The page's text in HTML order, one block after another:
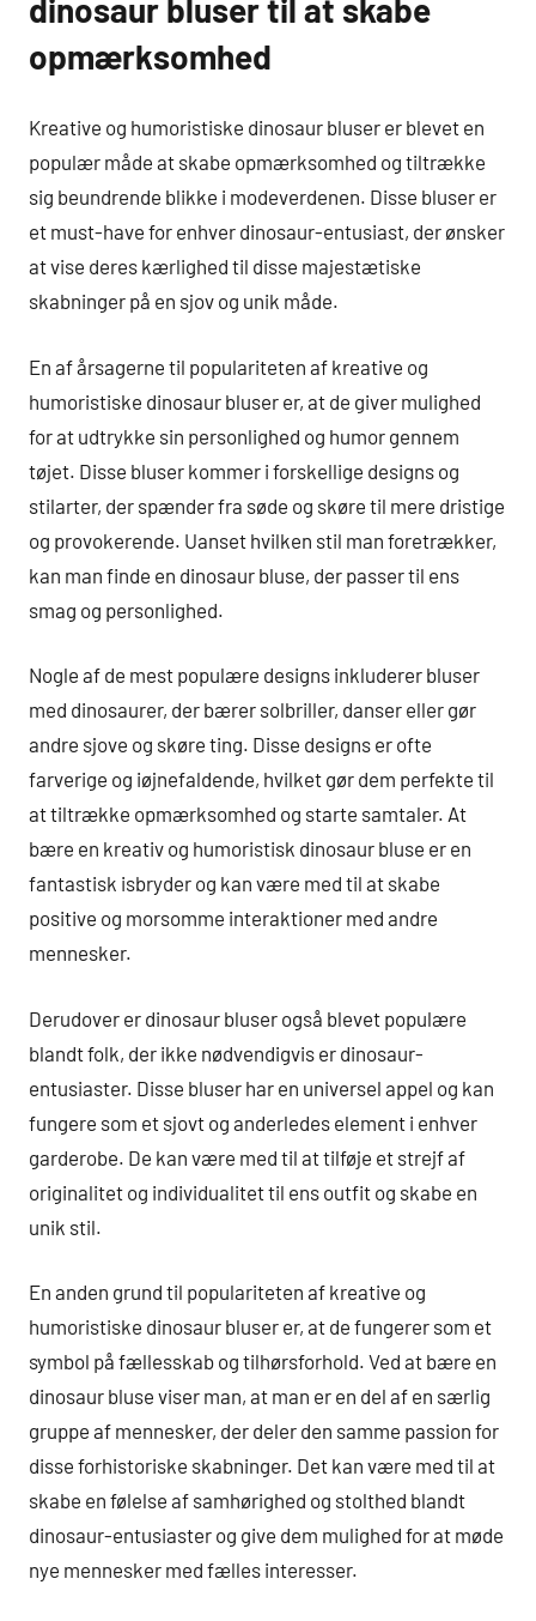
dinosaur bluser til at skabe
opmærksomhed
Kreative og humoristiske dinosaur bluser er blevet en
populær måde at skabe opmærksomhed og tiltrække
sig beundrende blikke i modeverdenen. Disse bluser er
et must-have for enhver dinosaur-entusiast, der ønsker
at vise deres kærlighed til disse majestætiske
skabninger på en sjov og unik måde.
En af årsagerne til populariteten af kreative og
humoristiske dinosaur bluser er, at de giver mulighed
for at udtrykke sin personlighed og humor gennem
tøjet. Disse bluser kommer i forskellige designs og
stilarter, der spænder fra søde og skøre til mere dristige
og provokerende. Uanset hvilken stil man foretrækker,
kan man finde en dinosaur bluse, der passer til ens
smag og personlighed.
Nogle af de mest populære designs inkluderer bluser
med dinosaurer, der bærer solbriller, danser eller gør
andre sjove og skøre ting. Disse designs er ofte
farverige og iøjnefaldende, hvilket gør dem perfekte til
at tiltrække opmærksomhed og starte samtaler. At
bære en kreativ og humoristisk dinosaur bluse er en
fantastisk isbryder og kan være med til at skabe
positive og morsomme interaktioner med andre
mennesker.
Derudover er dinosaur bluser også blevet populære
blandt folk, der ikke nødvendigvis er dinosaur-
entusiaster. Disse bluser har en universel appel og kan
fungere som et sjovt og anderledes element i enhver
garderobe. De kan være med til at tilføje et strejf af
originalitet og individualitet til ens outfit og skabe en
unik stil.
En anden grund til populariteten af kreative og
humoristiske dinosaur bluser er, at de fungerer som et
symbol på fællesskab og tilhørsforhold. Ved at bære en
dinosaur bluse viser man, at man er en del af en særlig
gruppe af mennesker, der deler den samme passion for
disse forhistoriske skabninger. Det kan være med til at
skabe en følelse af samhørighed og stolthed blandt
dinosaur-entusiaster og give dem mulighed for at møde
nye mennesker med fælles interesser.